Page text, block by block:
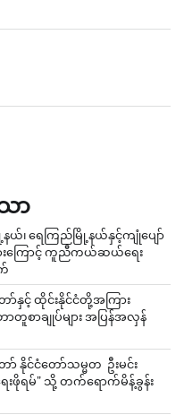
ာ
ယ်၊ ရေကြည်မြို့နယ်နှင့်ကျုံပျော်
းကြောင့် ကူညီကယ်ဆယ်ရေး
ာ်နှင့် ထိုင်းနိုင်ငံတို့အကြား
ာတူစာချုပ်များ အပြန်အလှန်
ာ် နိုင်ငံတော်သမ္မတ ဦးမင်း
ေးဖိုရမ်” သို့ တက်ရောက်မိန့်ခွန်း